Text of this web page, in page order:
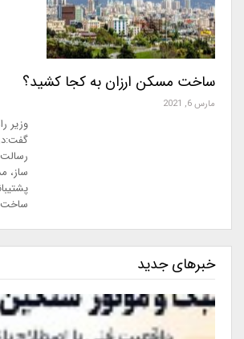
ساخت مسکن ارزان به کجا کشید؟
مارس 6, 2021
وزیر
ساز،
ساخت
خبرهای جدید